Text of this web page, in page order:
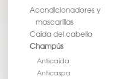
Acondicionadores y
mascarillas
Caída del cabello
Champús
Anticaída
Anticaspa